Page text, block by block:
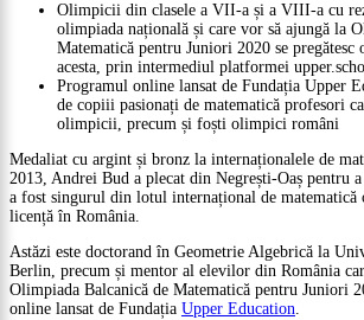
Olimpicii din clasele a VII-a și a VIII-a cu
olimpiada națională și care vor să ajungă la
Matematică pentru Juniori 2020 se
acesta, prin intermediul platformei
Programul online lansat de Fundația Upper
de copiii pasionați de matematică profesori
olimpicii, precum și foști olimpici români
Medaliat cu argint și bronz la internaționalele de
2013, Andrei Bud a plecat din Negrești-Oaș pentru
a fost singurul din lotul internațional de matematică
licență în România.
Astăzi este doctorand în Geometrie Algebrică la
Berlin, precum și mentor al elevilor din România
Olimpiada Balcanică de Matematică pentru Juniori
online lansat de Fundația Upper Education.